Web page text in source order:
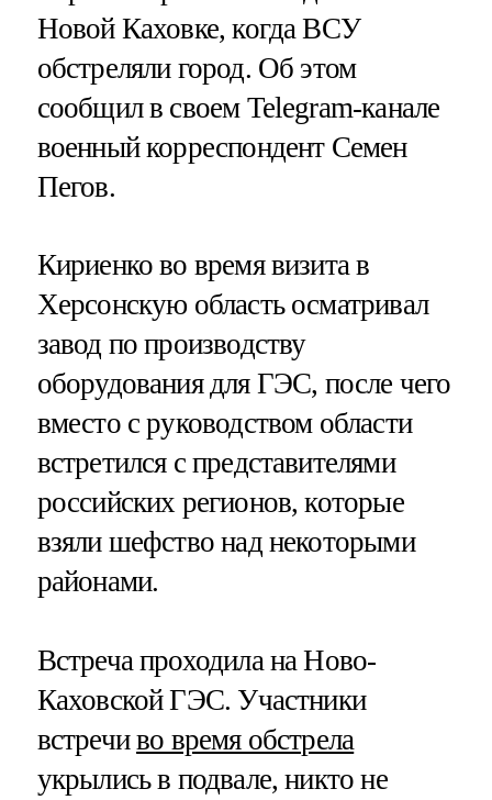
Новой Каховке, когда ВСУ
обстреляли город. Об этом
сообщил в своем Telegram-канале
военный корреспондент Семен
Пегов.
Кириенко во время визита в
Херсонскую область осматривал
завод по производству
оборудования для ГЭС, после чего
вместо с руководством области
встретился с представителями
российских регионов, которые
взяли шефство над некоторыми
районами.
Встреча проходила на Ново-
Каховской ГЭС. Участники
встречиво время обстрела
укрылись в подвале, никто не